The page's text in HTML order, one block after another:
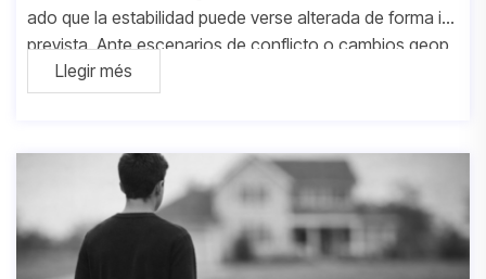
ado que la estabilidad puede verse alterada de forma im
prevista. Ante escenarios de conflicto o cambios geop
olíticos, la mayor protección que podemos brindar a nu
estra familia no
Llegir més